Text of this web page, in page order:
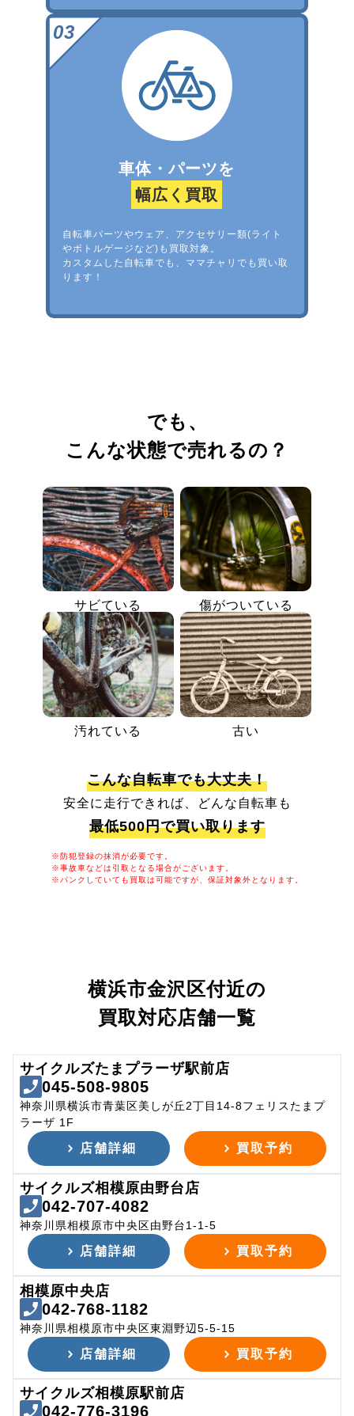
車体・パーツを
幅広く買取
自転車パーツやウェア、アクセサリー類(ライト
やボトルゲージなど)も買取対象。
カスタムした自転車でも、ママチャリでも買い取
ります！
でも、
こんな状態で売れるの？
サビている 傷がついている
汚れている 古い
こんな自転車でも大丈夫！
安全に走行できれば、どんな自転車も
最低500円で買い取ります
※防犯登録の抹消が必要です。
※事故車などは引取となる場合がございます。
※パンクしていても買取は可能ですが、保証対象外となります。
横浜市金沢区付近の
買取対応店舗一覧
サイクルズたまプラーザ駅前店
045-508-9805
神奈川県横浜市青葉区美しが丘2丁目14-8フェリスたまプ
ラーザ 1F
店舗詳細 買取予約
サイクルズ相模原由野台店
042-707-4082
神奈川県相模原市中央区由野台1-1-5
店舗詳細 買取予約
相模原中央店
042-768-1182
神奈川県相模原市中央区東淵野辺5-5-15
店舗詳細 買取予約
サイクルズ相模原駅前店
042-776-3196